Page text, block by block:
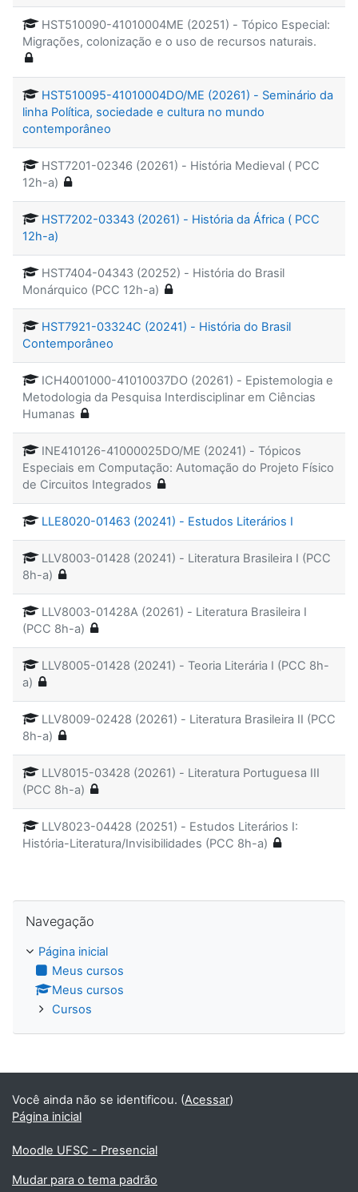
HST510090-41010004ME (20251) - Tópico Especial:
Migrações, colonização e o uso de recursos naturais.
HST510095-41010004DO/ME (20261) - Seminário da
linha Política, sociedade e cultura no mundo
contemporâneo
HST7201-02346 (20261) - História Medieval ( PCC
12h-a)
HST7202-03343 (20261) - História da África ( PCC
12h-a)
HST7404-04343 (20252) - História do Brasil
Monárquico (PCC 12h-a)
HST7921-03324C (20241) - História do Brasil
Contemporâneo
ICH4001000-41010037DO (20261) - Epistemologia e
Metodologia da Pesquisa Interdisciplinar em Ciências
Humanas
INE410126-41000025DO/ME (20241) - Tópicos
Especiais em Computação: Automação do Projeto Físico
de Circuitos Integrados
LLE8020-01463 (20241) - Estudos Literários I
LLV8003-01428 (20241) - Literatura Brasileira I (PCC
8h-a)
LLV8003-01428A (20261) - Literatura Brasileira I
(PCC 8h-a)
LLV8005-01428 (20241) - Teoria Literária I (PCC 8h-
a)
LLV8009-02428 (20261) - Literatura Brasileira II (PCC
8h-a)
LLV8015-03428 (20261) - Literatura Portuguesa III
(PCC 8h-a)
LLV8023-04428 (20251) - Estudos Literários I:
História-Literatura/Invisibilidades (PCC 8h-a)
Navegação
Página inicial
Meus cursos
Meus cursos
Cursos
Você ainda não se identificou. (Acessar)
Página inicial
Moodle UFSC - Presencial
Mudar para o tema padrão